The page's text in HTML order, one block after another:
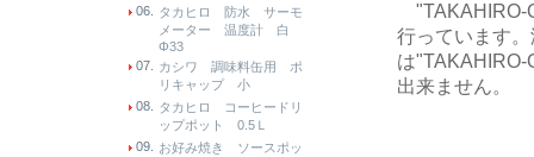
06.
タカヒロ 防水 サーモ
メーター 温度計 白
Φ33
07.
カシワ 調味料缶用 ポ
リキャップ 小
08.
タカヒロ コーヒードリ
ップポット 0.5Ｌ
09.
お好み焼き ソースポッ
"TAKAHIRO-
行っています
は"TAKAHIRO-
出来ません。